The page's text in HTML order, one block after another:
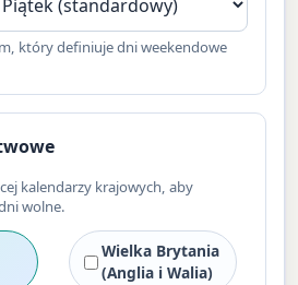
który definiuje dni weekendowe
kalendarzy krajowych, aby
wolne.
Wielka Brytania
(Anglia i Walia)